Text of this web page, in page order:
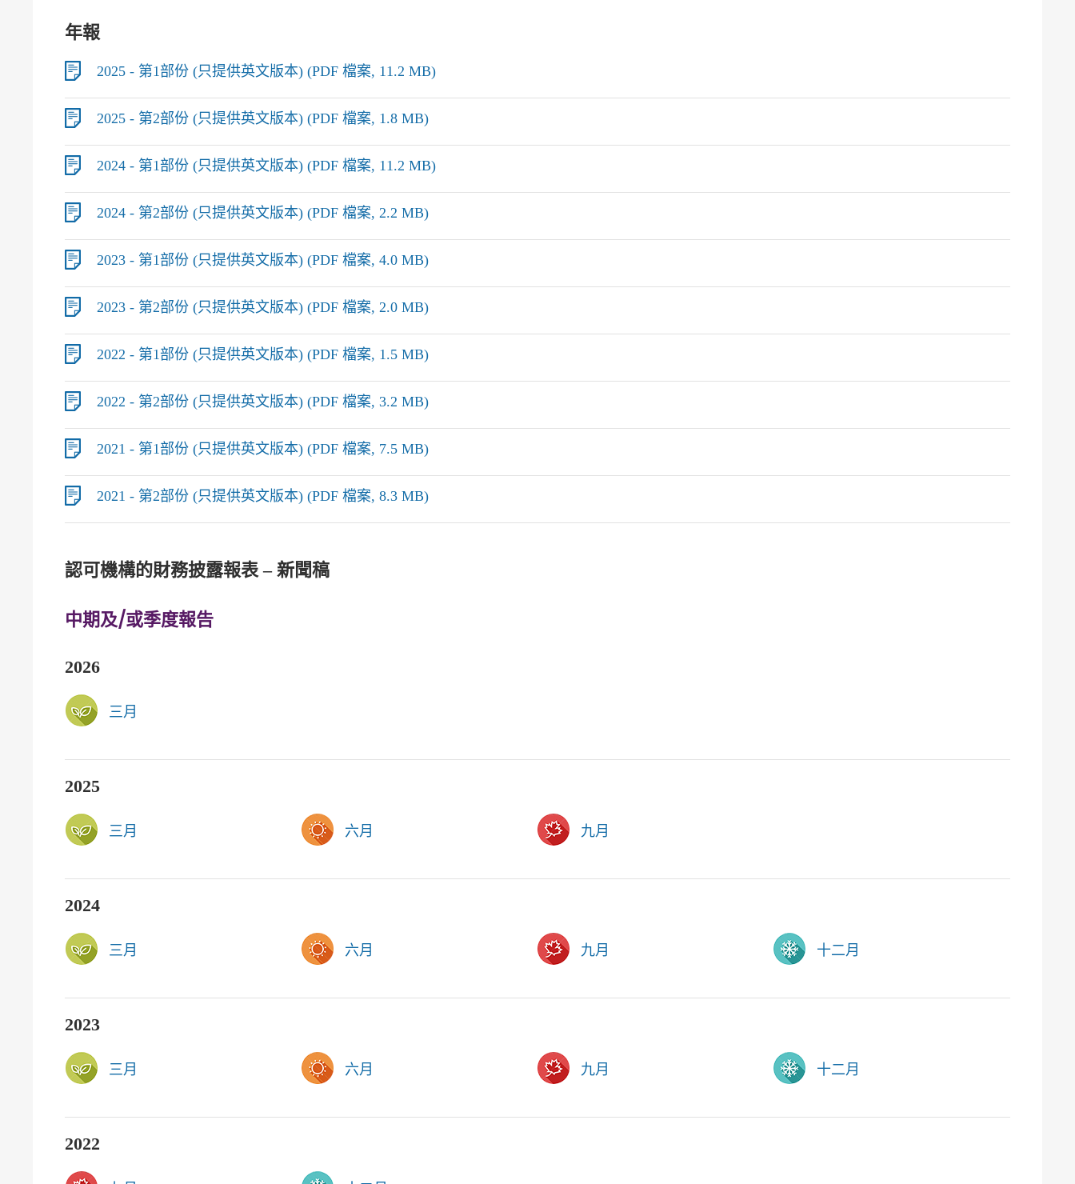
年報
2025 - 第1部份 (只提供英文版本) (PDF 檔案, 11.2 MB)
2025 - 第2部份 (只提供英文版本) (PDF 檔案, 1.8 MB)
2024 - 第1部份 (只提供英文版本) (PDF 檔案, 11.2 MB)
2024 - 第2部份 (只提供英文版本) (PDF 檔案, 2.2 MB)
2023 - 第1部份 (只提供英文版本) (PDF 檔案, 4.0 MB)
2023 - 第2部份 (只提供英文版本) (PDF 檔案, 2.0 MB)
2022 - 第1部份 (只提供英文版本) (PDF 檔案, 1.5 MB)
2022 - 第2部份 (只提供英文版本) (PDF 檔案, 3.2 MB)
2021 - 第1部份 (只提供英文版本) (PDF 檔案, 7.5 MB)
2021 - 第2部份 (只提供英文版本) (PDF 檔案, 8.3 MB)
認可機構的財務披露報表 – 新聞稿
中期及/或季度報告
2026
三月
2025
三月 六月 九月
2024
三月 六月 九月 十二月
2023
三月 六月 九月 十二月
2022